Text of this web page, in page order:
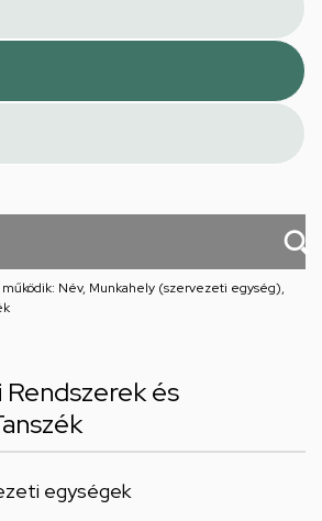
Név, Munkahely (szervezeti egység),
és
egységek